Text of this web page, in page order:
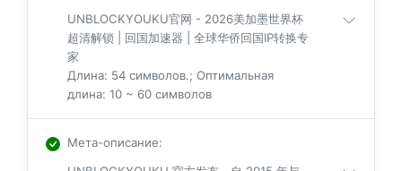
UNBLOCKYOUKU官网 - 2026美加墨世界杯
超清解锁 | 回国加速器 | 全球华侨回国IP转换专
家
Длина: 54 символов.; Оптимальная
длина: 10 ~ 60 символов
Мета-описание: